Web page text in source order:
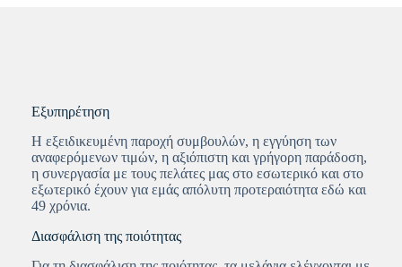
Εξυπηρέτηση
Η εξειδικευμένη παροχή συμβουλών, η εγγύηση των
αναφερόμενων τιμών, η αξιόπιστη και γρήγορη παράδοση,
η συνεργασία με τους πελάτες μας στο εσωτερικό και στο
εξωτερικό έχουν για εμάς απόλυτη προτεραιότητα εδώ και
49 χρόνια.
Διασφάλιση της ποιότητας